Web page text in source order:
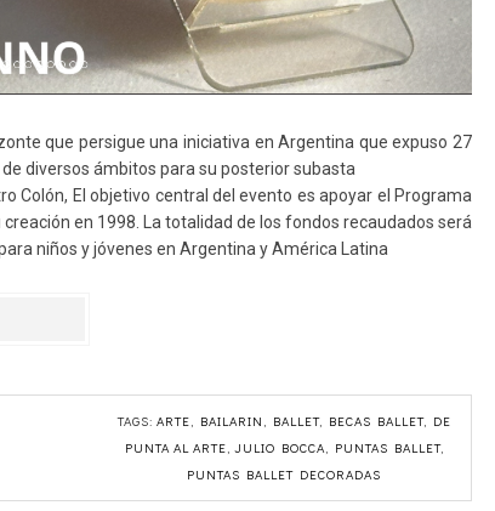
que persigue una iniciativa en Argentina que expuso 27
diversos ámbitos para su posterior subasta
Colón, El objetivo central del evento es apoyar el Programa
en 1998. La totalidad de los fondos recaudados será
niños y jóvenes en Argentina y América Latina
TAGS: ARTE BAILARIN BALLET, BECAS BALLET, DE
PUNTA AL ARTE JULIO BOCCA PUNTAS BALLET,
PUNTAS BALLET DECORADAS